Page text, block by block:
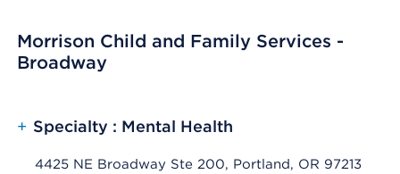
Morrison Child and Family Services -
Broadway
+ Specialty : Mental Health
4425 NE Broadway Ste 200, Portland, OR 97213